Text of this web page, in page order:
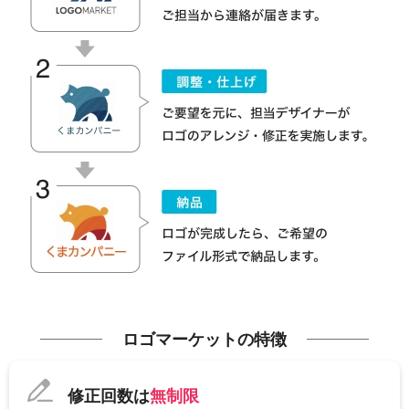
ロゴマーケットの特徴
修正回数は無制限